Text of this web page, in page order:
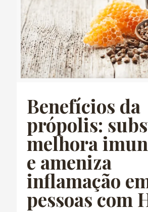
Benefícios da
própolis:
melhora
e ameniza
inflamação
pessoas com